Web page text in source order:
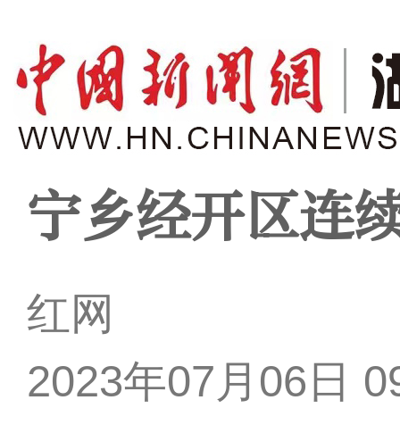
宁乡经开区连
红网
2023年07月06日